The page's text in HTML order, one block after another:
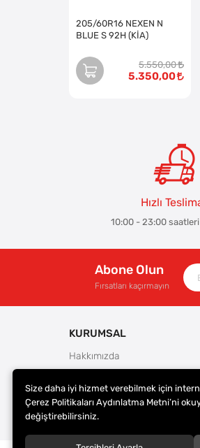
205/60R16 NEXEN N
BLUE S 92H (KİA)
5.550,00
5.350,00
Hızlı
10:00 - 23:00 saatleri
Abone Olun
Fırsatları kaçırmayın
KURUMSAL
Hakkımızda
Teslimat ve İade Şartları
Kargo Seçenekleri
Size daha iyi hizmet verebilmek için
Çerez Politikaları Aydınlatma Metni’ni
değiştirebilirsiniz.